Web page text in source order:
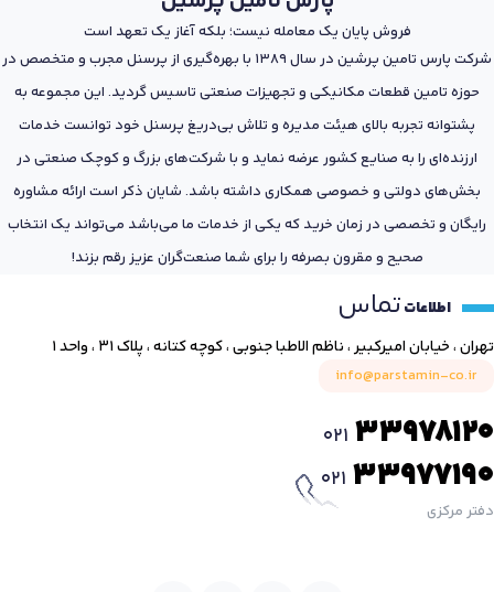
فروش پایان یک معامله نیست؛ بلکه آغاز یک تعهد است
شرکت پارس تامین پرشین در سال 1389 با بهره‌گیری از پرسنل مجرب و متخصص در
حوزه تامین قطعات مکانیکی و تجهیزات صنعتی تاسیس گردید. این مجموعه به
پشتوانه تجربه بالای هیئت مدیره و تلاش بی‌دریغ پرسنل خود توانست خدمات
ارزنده‌ای را به صنایع کشور عرضه نماید و با شرکت‌های بزرگ و کوچک صنعتی در
بخش‌های دولتی و خصوصی همکاری داشته باشد. شایان ذکر است ارائه مشاوره
رایگان و تخصصی در زمان خرید که یکی از خدمات ما می‌باشد می‌تواند یک انتخاب
صحیح و مقرون بصرفه را برای شما صنعت‌گران عزیز رقم بزند!
اطلاعاتتماس
تهران ، خیابان امیرکبیر ، ناظم الاطبا جنوبی ، کوچه کتانه ، پلاک ۳۱ ، واحد ۱
info@parstamin-co.ir
021 33978120
021 33977190
دفتر مرکزی